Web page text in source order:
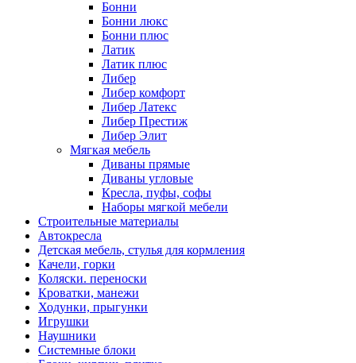
Бонни
Бонни люкс
Бонни плюс
Латик
Латик плюс
Либер
Либер комфорт
Либер Латекс
Либер Престиж
Либер Элит
Мягкая мебель
Диваны прямые
Диваны угловые
Кресла, пуфы, софы
Наборы мягкой мебели
Строительные материалы
Автокресла
Детская мебель, стулья для кормления
Качели, горки
Коляски. переноски
Кроватки, манежи
Ходунки, прыгунки
Игрушки
Наушники
Системные блоки